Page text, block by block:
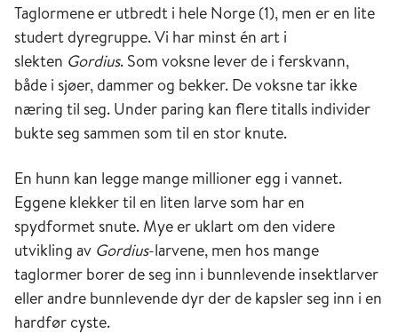
Taglormene er utbredt i hele Norge (1), men er en lite
studert dyregruppe. Vi har minst én art i
slekten Gordius. Som voksne lever de i ferskvann,
både i sjøer, dammer og bekker. De voksne tar ikke
næring til seg. Under paring kan flere titalls individer
bukte seg sammen som til en stor knute.
En hunn kan legge mange millioner egg i vannet.
Eggene klekker til en liten larve som har en
spydformet snute. Mye er uklart om den videre
utvikling av Gordius-larvene, men hos mange
taglormer borer de seg inn i bunnlevende insektlarver
eller andre bunnlevende dyr der de kapsler seg inn i en
hardfør cyste.